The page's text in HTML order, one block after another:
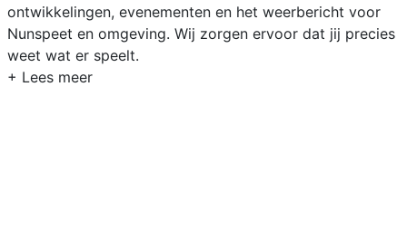
ontwikkelingen, evenementen en het weerbericht voor
Nunspeet en omgeving. Wij zorgen ervoor dat jij precies
weet wat er speelt.